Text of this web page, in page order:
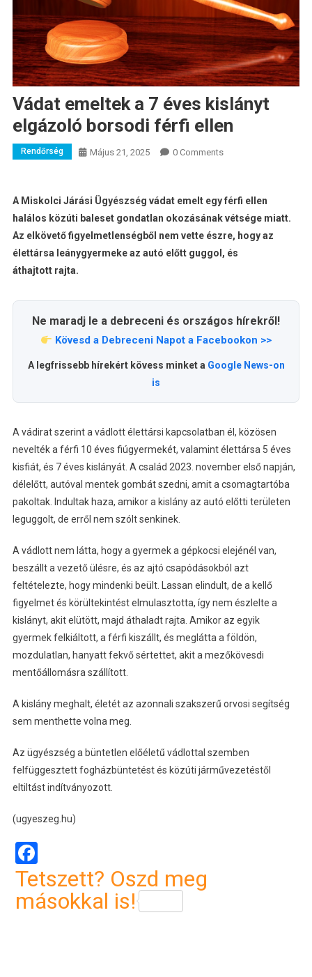
Vádat emeltek a 7 éves kislányt
elgázoló borsodi férfi ellen
Rendőrség Május 21, 2025 0 Comments
A Miskolci Járási Ügyészség vádat emelt egy férfi ellen
halálos közúti baleset gondatlan okozásának vétsége miatt.
Az elkövető figyelmetlenségből nem vette észre, hogy az
élettársa leánygyermeke az autó előtt guggol, és
áthajtott rajta.
Ne maradj le a debreceni és országos hírekről!
Kövesd a Debreceni Napot a Facebookon >>
A legfrissebb hírekért kövess minket a Google News-on
is
A vádirat szerint a vádlott élettársi kapcsolatban él, közösen
nevelték a férfi 10 éves fiúgyermekét, valamint élettársa 5 éves
kisfiát, és 7 éves kislányát. A család 2023. november első napján,
délelőtt, autóval mentek gombát szedni, amit a csomagtartóba
pakoltak. Indultak haza, amikor a kislány az autó előtti területen
leguggolt, de erről nem szólt senkinek.
A vádlott nem látta, hogy a gyermek a gépkocsi elejénél van,
beszállt a vezető ülésre, és az ajtó csapódásokból azt
feltételezte, hogy mindenki beült. Lassan elindult, de a kellő
figyelmet és körültekintést elmulasztotta, így nem észlelte a
kislányt, akit elütött, majd áthaladt rajta. Amikor az egyik
gyermek felkiáltott, a férfi kiszállt, és meglátta a földön,
mozdulatlan, hanyatt fekvő sértettet, akit a mezőkövesdi
mentőállomásra szállított.
A kislány meghalt, életét az azonnali szakszerű orvosi segítség
sem menthette volna meg.
Az ügyészség a büntetlen előéletű vádlottal szemben
felfüggesztett fogházbüntetést és közúti járművezetéstől
eltiltást indítványozott.
(ugyeszeg.hu)
Facebook
Tetszett? Oszd meg
másokkal is!